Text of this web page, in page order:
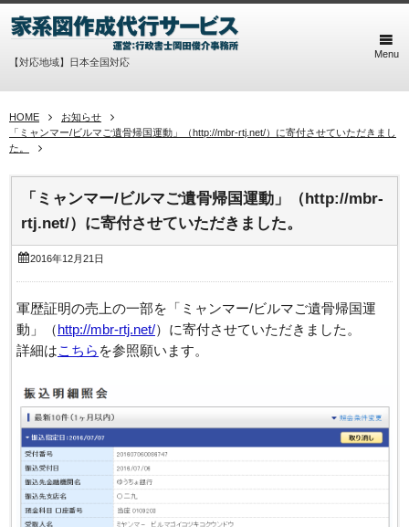
【対応地域】日本全国対応
Menu
HOME
お知らせ
「ミャンマー/ビルマご遺骨帰国運動」（http://mbr-rtj.net/）に寄付させていただきまし
た。
「ミャンマー/ビルマご遺骨帰国運動」（http://mbr-
rtj.net/）に寄付させていただきました。
2016年12月21日
軍歴証明の売上の一部を「ミャンマー/ビルマご遺骨帰国運
動」（http://mbr-rtj.net/）に寄付させていただきました。
詳細はこちら を参照願います。